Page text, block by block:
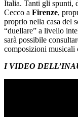
Italia. Tanti gli spunti,
Cecco a Firenze,
proprio nella casa del
“duellare” a livello
sarà possibile
composizioni musicali
I VIDEO